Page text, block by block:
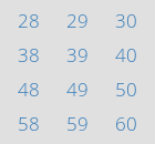
28 29
30
38 39
40
48 49
50
58 59
60